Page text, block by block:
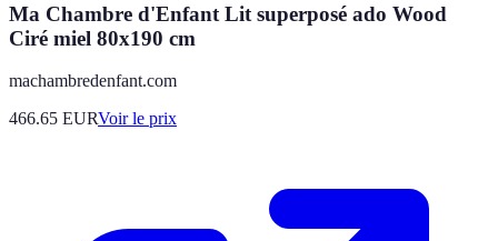
Ma Chambre d'Enfant Lit superposé ado Wood
Ciré miel 80x190 cm
machambredenfant.com
466.65 EURVoir le prix